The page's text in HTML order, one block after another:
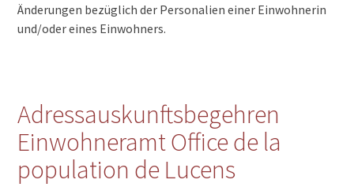
Änderungen bezüglich der Personalien einer Einwohnerin
und/oder eines Einwohners.
Adressauskunftsbegehren
Einwohneramt Office de la
population de Lucens